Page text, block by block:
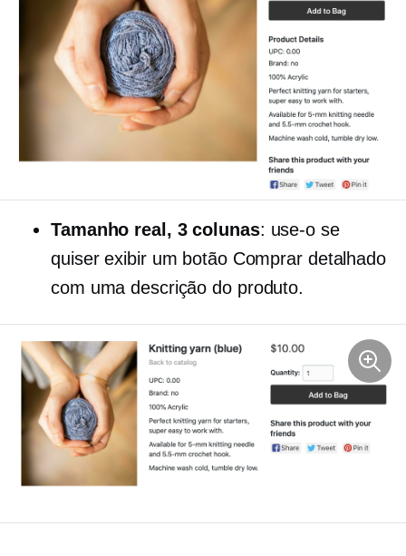
Tamanho real, 3 colunas: use-o se
quiser exibir um botão Comprar detalhado
com uma descrição do produto.